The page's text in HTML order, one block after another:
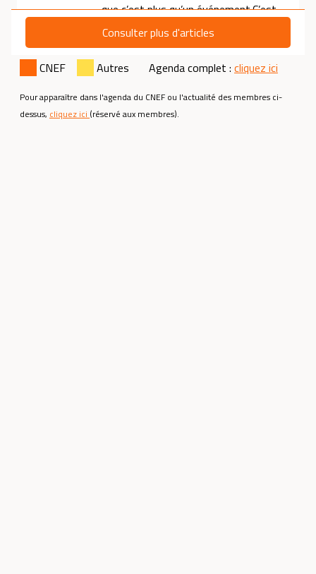
CNEF Autres Agenda complet : cliquez ici
Pour apparaître dans l'agenda du CNEF ou l'actualité des membres ci-
dessus, cliquez ici (réservé aux membres).